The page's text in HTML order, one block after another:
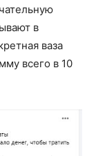
в
ваза
всего в 10